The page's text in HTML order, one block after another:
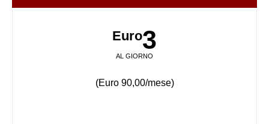
Euro3
AL GIORNO
(Euro 90,00/mese)